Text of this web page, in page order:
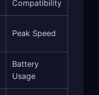
Compatibility
Peak Speed
Battery
Usage